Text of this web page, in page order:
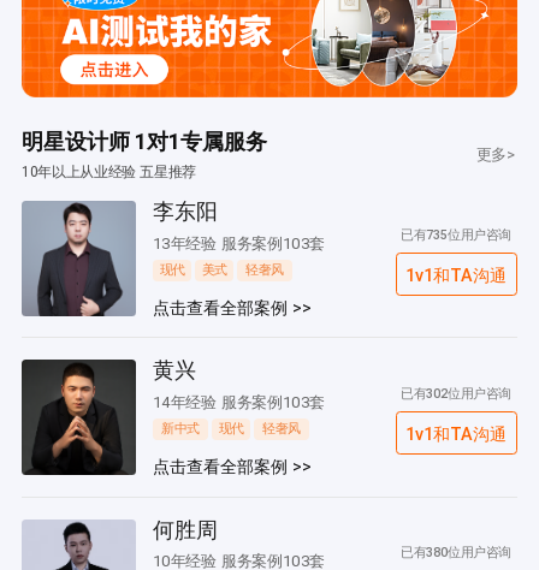
明星设计师 1对1专属服务
10年以上从业经验 五星推荐
更多>
李东阳
13年经验 服务案例103套
现代 美式 轻奢风
点击查看全部案例 >>
已有735位用户咨询
1v1和TA沟通
黄兴
14年经验 服务案例103套
新中式 现代 轻奢风
点击查看全部案例 >>
已有302位用户咨询
1v1和TA沟通
何胜周
10年经验 服务案例103套 已有380位用户咨询